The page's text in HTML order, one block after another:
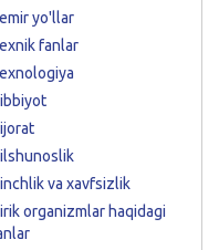
yo'llar
fanlar
va xavfsizlik
organizmlar haqidagi